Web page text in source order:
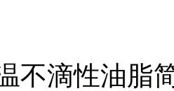
不滴性油脂